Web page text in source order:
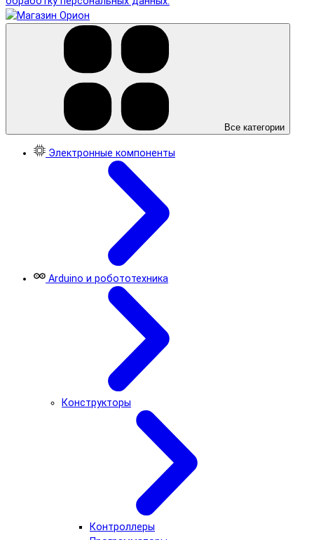
Все категории
Электронные компоненты
Arduino и робототехника
Конструкторы
Контроллеры